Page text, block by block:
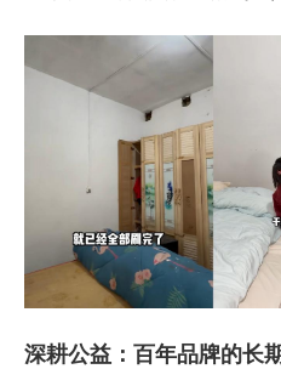
深耕公益：百年品牌的长